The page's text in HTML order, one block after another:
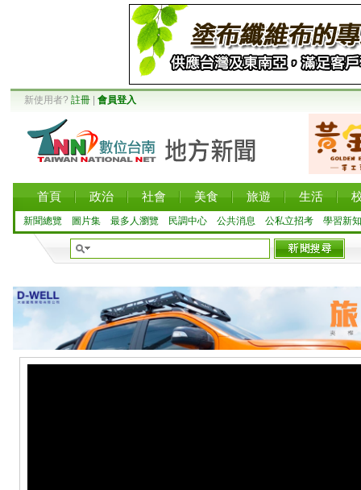
新使用者? 註冊 會員登入
首頁 政治 社會 美食 旅遊 生活
新聞總覽 圖片集 最多人瀏覽 民調中心 公共消息 公私立招考 學習新知